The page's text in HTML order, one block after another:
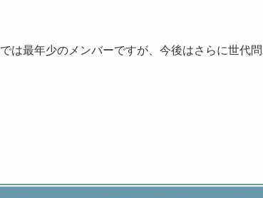
は最年少のメンバーですが、今後はさらに世代